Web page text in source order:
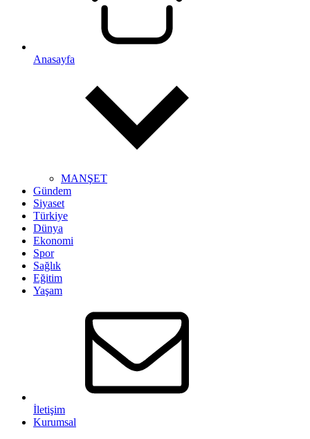
Anasayfa
MANŞET
Gündem
Siyaset
Türkiye
Dünya
Ekonomi
Spor
Sağlık
Eğitim
Yaşam
İletişim
Kurumsal